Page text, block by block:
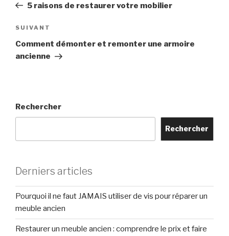
5 raisons de restaurer votre mobilier
SUIVANT
Comment démonter et remonter une armoire
ancienne
Rechercher
Rechercher
Derniers articles
Pourquoi il ne faut JAMAIS utiliser de vis pour réparer un
meuble ancien
Restaurer un meuble ancien : comprendre le prix et faire